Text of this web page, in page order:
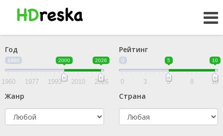
Год
1960 2000 2026
1960 1977 1993 2010 2026
Рейтинг
0 5 10
0 3 5 8 10
Жанр Страна